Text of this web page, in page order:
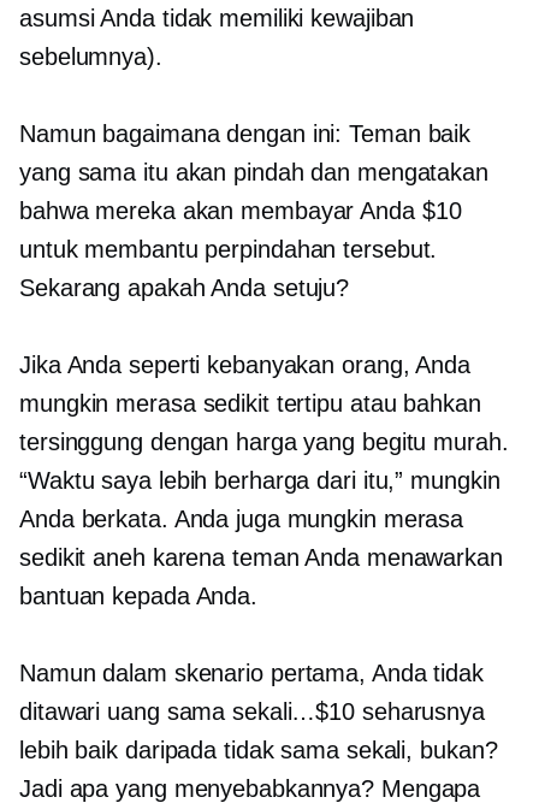
asumsi Anda tidak memiliki kewajiban
sebelumnya).
Namun bagaimana dengan ini: Teman baik
yang sama itu akan pindah dan mengatakan
bahwa mereka akan membayar Anda $10
untuk membantu perpindahan tersebut.
Sekarang apakah Anda setuju?
Jika Anda seperti kebanyakan orang, Anda
mungkin merasa sedikit tertipu atau bahkan
tersinggung dengan harga yang begitu murah.
“Waktu saya lebih berharga dari itu,” mungkin
Anda berkata. Anda juga mungkin merasa
sedikit aneh karena teman Anda menawarkan
bantuan kepada Anda.
Namun dalam skenario pertama, Anda tidak
ditawari uang sama sekali…$10 seharusnya
lebih baik daripada tidak sama sekali, bukan?
Jadi apa yang menyebabkannya? Mengapa